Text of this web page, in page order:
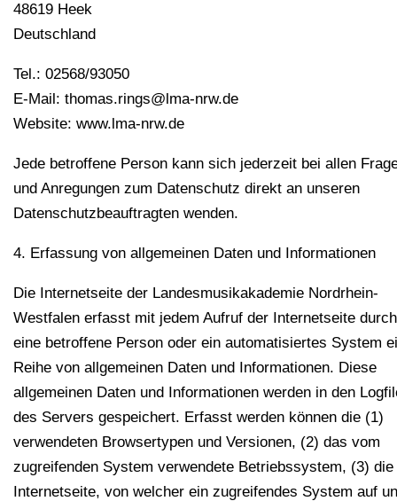
48619 Heek
Deutschland
Tel.: 02568/93050
E-Mail: thomas.rings@lma-nrw.de
Website: www.lma-nrw.de
Jede betroffene Person kann sich jederzeit bei allen
und Anregungen zum Datenschutz direkt an unseren
Datenschutzbeauftragten wenden.
4. Erfassung von allgemeinen Daten und Informationen
Die Internetseite der Landesmusikakademie Nordrhein-
Westfalen erfasst mit jedem Aufruf der Internetseite durch
eine betroffene Person oder ein automatisiertes System
Reihe von allgemeinen Daten und Informationen. Diese
allgemeinen Daten und Informationen werden in den
des Servers gespeichert. Erfasst werden können die (1)
verwendeten Browsertypen und Versionen, (2) das vom
zugreifenden System verwendete Betriebssystem, (3) die
Internetseite, von welcher ein zugreifendes System auf